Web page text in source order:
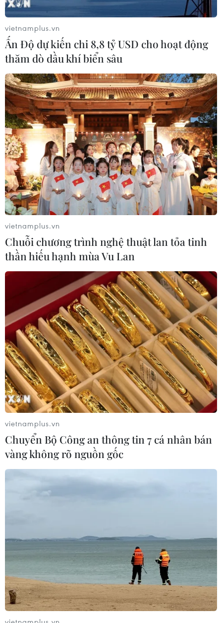
Dịch bệnh COVID-19 đến 19/1: Hơn 270
triệu người đã hồi phục
19/01/2022 01:38
Tính đến 8h sáng 19/1 (theo giờ Việt Nam), trên thế giới
có tổng cộng 334.901.469 ca mắc COVID-19 và
5.572.678 ca tử vong. Số ca hồi phục là 270.612.319 ca.
Số ca mắc COVID-19 tại Cuba đã vượt
mốc 1 triệu người
19/01/2022 03:25
Trong ngày 18/1, Cuba đã có thêm 3.306 ca mắc mới và
1 trường hợp tử vong do COVID-19, nâng tổng số ca
mắc bệnh lên 1.002.499 trường hợp, trong đó có 8.341
ca tử vong.
Dữ liệu từ JHU: Ít nhất 20% dân số Mỹ đã
vietnamplus.vn
Ấn Độ dự kiến chi 8,8 tỷ USD cho hoạt động
thăm dò dầu khí biển sâu
vietnamplus.vn
Chuỗi chương trình nghệ thuật lan tỏa tinh
thần hiếu hạnh mùa Vu Lan
vietnamplus.vn
Chuyển Bộ Công an thông tin 7 cá nhân bán
vàng không rõ nguồn gốc